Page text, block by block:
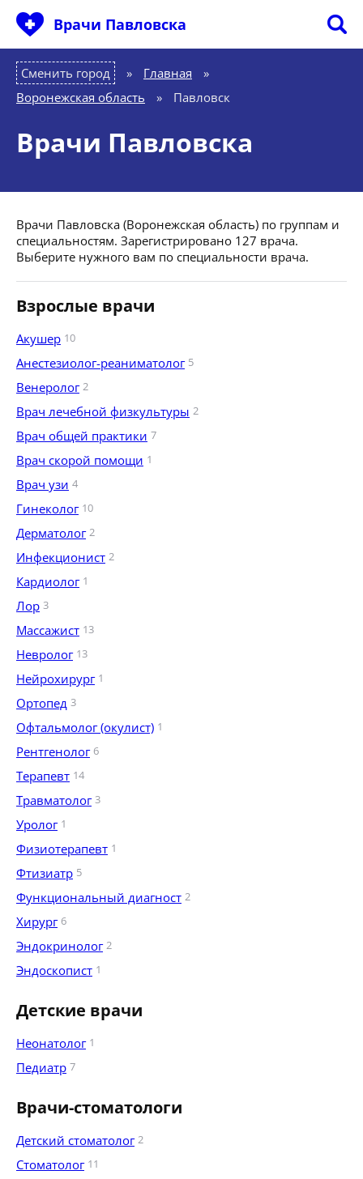
Врачи Павловска
Сменить город Главная
»
Воронежская область
» Павловск
Врачи Павловска
Врачи Павловска (Воронежская область) по группам и
специальностям. Зарегистрировано 127 врача.
Выберите нужного вам по специальности врача.
Взрослые врачи
Акушер 10
Анестезиолог-реаниматолог 5
Венеролог 2
Врач лечебной физкультуры 2
Врач общей практики 7
Врач скорой помощи 1
Врач узи 4
Гинеколог 10
Дерматолог 2
Инфекционист 2
Кардиолог 1
Лор 3
Массажист 13
Невролог 13
Нейрохирург 1
Ортопед 3
Офтальмолог (окулист) 1
Рентгенолог 6
Терапевт 14
Травматолог 3
Уролог 1
Физиотерапевт 1
Фтизиатр 5
Функциональный диагност 2
Хирург 6
Эндокринолог 2
Эндоскопист 1
Детские врачи
Неонатолог 1
Педиатр 7
Врачи-стоматологи
Детский стоматолог 2
Стоматолог 11